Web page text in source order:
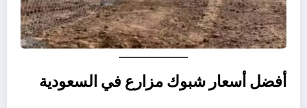
أفضل أسعار شبوك مزارع في السعودية